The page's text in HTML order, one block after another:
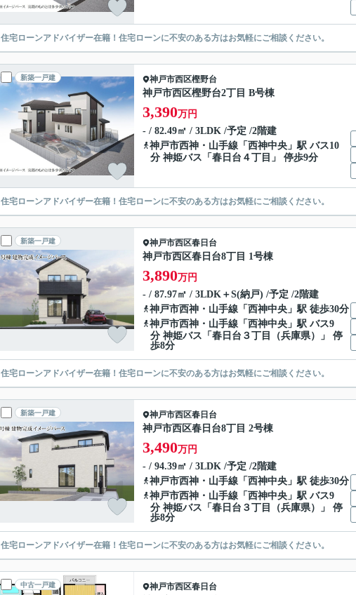
住宅ローンアドバイザー在籍！住宅ローンに不安のある方はお気軽にご相談ください。
新築一戸建 神戸市西区樫野台
神戸市西区樫野台2丁目 B号棟
3,390万円
- / 82.49㎡ / 3LDK /予定 /2階建
神戸市西神・山手線 「 西神中央 」駅 バス10
分 神姫バス「春日台４丁目」 停歩9分
住宅ローンアドバイザー在籍！住宅ローンに不安のある方はお気軽にご相談ください。
新築一戸建 神戸市西区春日台
神戸市西区春日台8丁目 1号棟
3,890万円
- / 87.97㎡ / 3LDK＋S(納戸) /予定 /2階建
神戸市西神・山手線 「 西神中央 」駅 徒歩30分
神戸市西神・山手線 「 西神中央 」駅 バス9
分 神姫バス「春日台３丁目（兵庫県）」 停
歩8分
住宅ローンアドバイザー在籍！住宅ローンに不安のある方はお気軽にご相談ください。
新築一戸建 神戸市西区春日台
神戸市西区春日台8丁目 2号棟
3,490万円
- / 94.39㎡ / 3LDK /予定 /2階建
神戸市西神・山手線 「 西神中央 」駅 徒歩30分
神戸市西神・山手線 「 西神中央 」駅 バス9
分 神姫バス「春日台３丁目（兵庫県）」 停
歩8分
住宅ローンアドバイザー在籍！住宅ローンに不安のある方はお気軽にご相談ください。
中古一戸建 神戸市西区春日台